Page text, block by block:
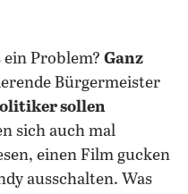
ein Problem? Ganz
Bürgermeister
sollen
sich auch mal
einen Film gucken
ausschalten. Was